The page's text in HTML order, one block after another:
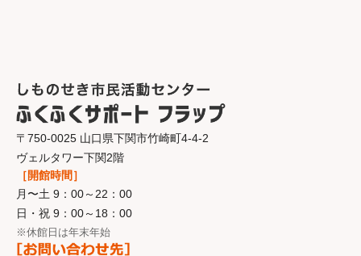
〒750-0025 山口県下関市竹崎町4-4-2
ヴェルタワー下関2階
［開館時間］
月〜土 9：00～22：00
日・祝 9：00～18：00
※休館日は年末年始